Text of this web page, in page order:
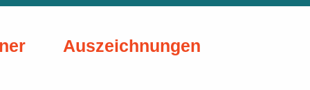
Auszeichnungen